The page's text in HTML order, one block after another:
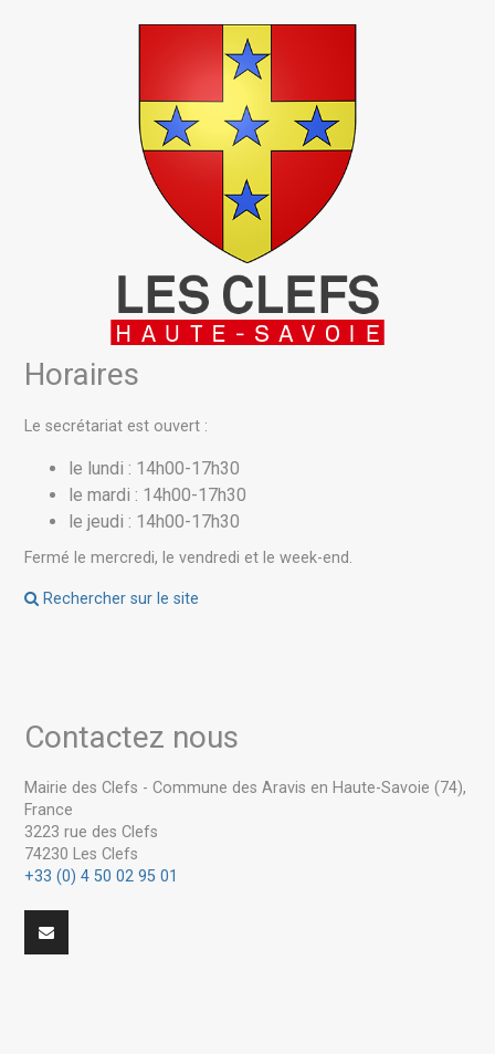
Horaires
Le secrétariat est ouvert :
le lundi : 14h00-17h30
le mardi : 14h00-17h30
le jeudi : 14h00-17h30
Fermé le mercredi, le vendredi et le week-end.
Rechercher sur le site
Contactez nous
Mairie des Clefs - Commune des Aravis en Haute-Savoie (74),
France
3223 rue des Clefs
74230 Les Clefs
+33 (0) 4 50 02 95 01